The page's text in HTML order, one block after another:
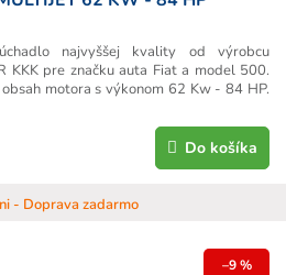
- Doprava zadarmo
Do košíka
najvyššej kvality od výrobcu
KKK pre značku auta Fiat a model 500.
motora s výkonom 62 Kw - 84 HP.
–9 %